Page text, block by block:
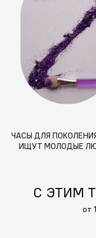
ЧАСЫ ДЛЯ
ИЩУТ МОЛОДЫЕ
С ЭТИМ
от